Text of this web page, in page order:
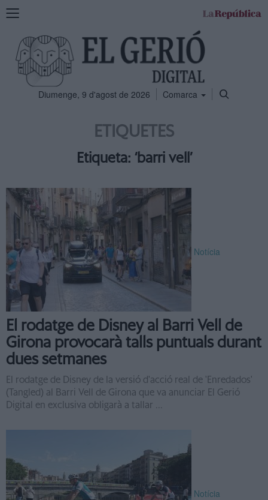
Mostra
navegació
Diumenge, 9 d'agost de 2026 Comarca
ETIQUETES
Etiqueta: ‘barri vell’
Notícia
El rodatge de Disney al Barri Vell de
Girona provocarà talls puntuals durant
dues setmanes
El rodatge de Disney de la versió d'acció real de 'Enredados'
(Tangled) al Barri Vell de Girona que va anunciar El Gerió
Digital en exclusiva obligarà a tallar ...
Notícia